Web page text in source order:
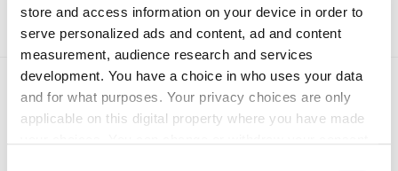
store and access information on your device in order to
serve personalized ads and content, ad and content
measurement, audience research and services
development. You have a choice in who uses your data
and for what purposes. Your privacy choices are only
applicable on this digital property where you have made
Text: Verena S. Ulbrich/handwerksblatt.de